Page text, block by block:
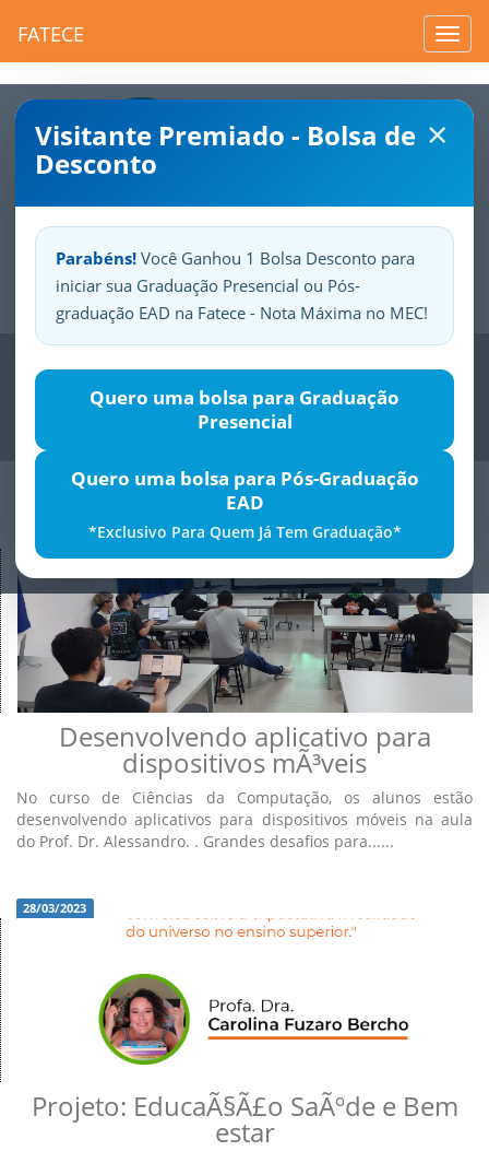
FATECE
×
Visitante Premiado - Bolsa de
Desconto
Parabéns! Você Ganhou 1 Bolsa Desconto para
iniciar sua Graduação Presencial ou Pós-
graduação EAD na Fatece - Nota Máxima no MEC!
Quero uma bolsa para Graduação
Presencial
Quero uma bolsa para Pós-Graduação
EAD
*Exclusivo Para Quem Já Tem Graduação*
SuaFatece.Seuorgulho.
Previous
Desenvolvendo aplicativo para
dispositivos mÃ³veis
No curso de Ciências da Computação, os alunos estão
desenvolvendo aplicativos para dispositivos móveis na aula
do Prof. Dr. Alessandro. . Grandes desafios para......
28/03/2023
Projeto: EducaÃ§Ã£o SaÃºde e Bem
estar